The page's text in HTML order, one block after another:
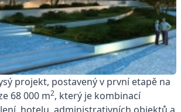
projekt, postavený v první etapě na
68 000 m2, který je kombinací